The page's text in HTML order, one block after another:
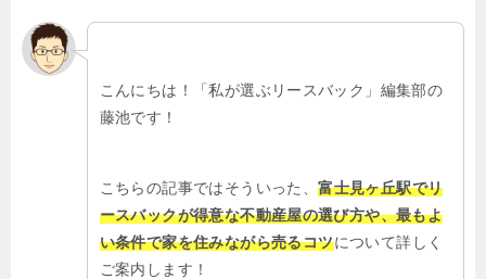
こんにちは！「私が選ぶリースバック」編集部の
藤池です！
こちらの記事ではそういった、富士見ヶ丘駅でリ
ースバックが得意な不動産屋の選び方や、最もよ
い条件で家を住みながら売るコツについて詳しく
ご案内します！